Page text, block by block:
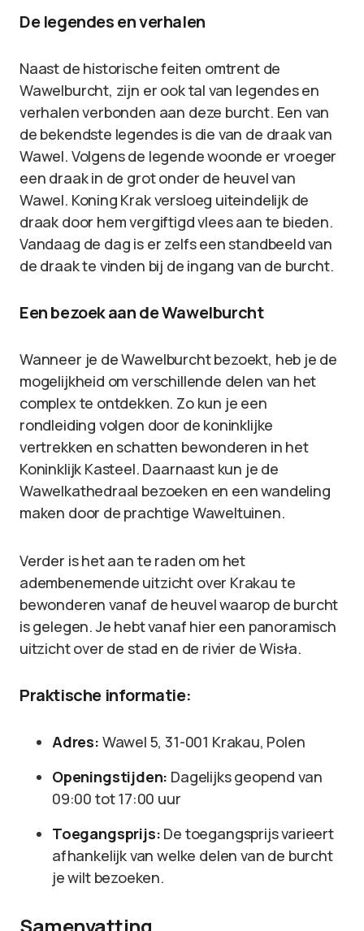
De legendes en verhalen
Naast de historische feiten omtrent de
Wawelburcht, zijn er ook tal van legendes en
verhalen verbonden aan deze burcht. Een van
de bekendste legendes is die van de draak van
Wawel. Volgens de legende woonde er vroeger
een draak in de grot onder de heuvel van
Wawel. Koning Krak versloeg uiteindelijk de
draak door hem vergiftigd vlees aan te bieden.
Vandaag de dag is er zelfs een standbeeld van
de draak te vinden bij de ingang van de burcht.
Een bezoek aan de Wawelburcht
Wanneer je de Wawelburcht bezoekt, heb je de
mogelijkheid om verschillende delen van het
complex te ontdekken. Zo kun je een
rondleiding volgen door de koninklijke
vertrekken en schatten bewonderen in het
Koninklijk Kasteel. Daarnaast kun je de
Wawelkathedraal bezoeken en een wandeling
maken door de prachtige Waweltuinen.
Verder is het aan te raden om het
adembenemende uitzicht over Krakau te
bewonderen vanaf de heuvel waarop de burcht
is gelegen. Je hebt vanaf hier een panoramisch
uitzicht over de stad en de rivier de Wisła.
Praktische informatie:
Adres: Wawel 5, 31-001 Krakau, Polen
Openingstijden: Dagelijks geopend van
09:00 tot 17:00 uur
Toegangsprijs: De toegangsprijs varieert
afhankelijk van welke delen van de burcht
je wilt bezoeken.